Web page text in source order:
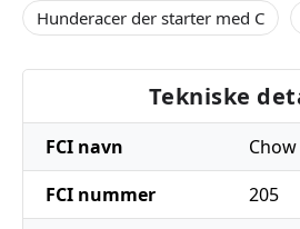
Hunderacer der starter med C
Tekniske
FCI navn
FCI nummer
205